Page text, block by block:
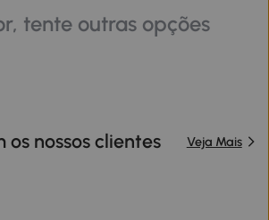
tente outras opções
os nossos clientes Veja Mais